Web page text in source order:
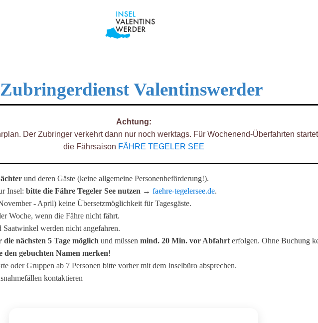
Zubringerdienst Valentinswerder
Achtung:
Der Zubringer verkehrt dann nur noch werktags. Für Wochenend-Überfahrten
die Fährsaison FÄHRE TEGELER SEE
und deren Gäste (keine allgemeine Personenbeförderung!).
Insel: bitte die Fähre Tegeler See nutzen → faehre-tegelersee.de.
- April) keine Übersetzmöglichkeit für Tagesgäste.
Woche, wenn die Fähre nicht fährt.
werden nicht angefahren.
nächsten 5 Tage möglich und müssen mind. 20 Min. vor Abfahrt erfolgen. Ohne Buchung
den gebuchten Namen merken!
oder Gruppen ab 7 Personen bitte vorher mit dem Inselbüro absprechen.
kontaktieren